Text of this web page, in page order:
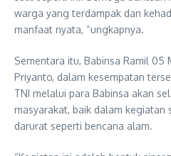
warga yang terdampak dan
manfaat nyata, “ungkapnya.
Sementara itu, Babinsa Ramil 05
Priyanto, dalam kesempatan
TNI melalui para Babinsa akan
masyarakat, baik dalam kegiatan
darurat seperti bencana alam.